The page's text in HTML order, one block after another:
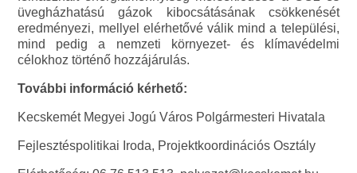
üvegházhatású gázok kibocsátásának csökkenését
eredményezi, mellyel elérhetővé válik mind a települési,
mind pedig a nemzeti környezet- és klímavédelmi
célokhoz történő hozzájárulás.
További információ kérhető:
Kecskemét Megyei Jogú Város Polgármesteri Hivatala
Fejlesztéspolitikai Iroda, Projektkoordinációs Osztály